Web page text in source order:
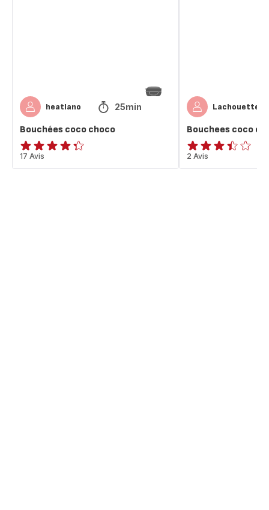
heatlano 25min
Bouchées coco choco
ratings.4.3
17 Avis
Bouchees coco
ratings.3.4
2 Avis